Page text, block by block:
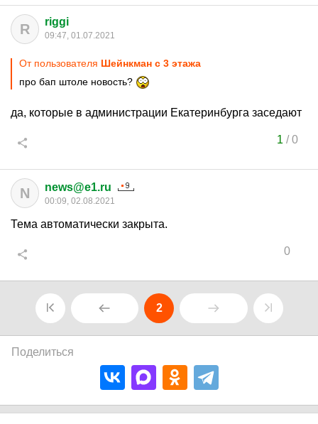
R riggi
09:47, 01.07.2021
От пользователя Шейнкман с 3 этажа
про бап штоле новость?
да, которые в администрации Екатеринбурга заседают
1 /0
N news@e1.ru
00:09, 02.08.2021
Тема автоматически закрыта.
0
2
Поделиться